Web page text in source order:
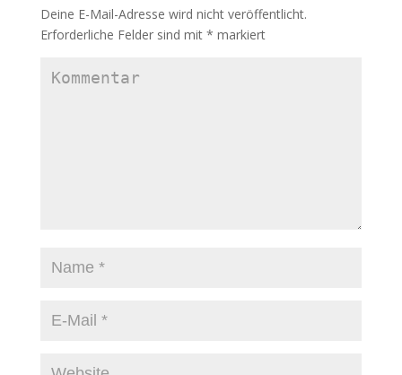
Deine E-Mail-Adresse wird nicht veröffentlicht.
Erforderliche Felder sind mit * markiert